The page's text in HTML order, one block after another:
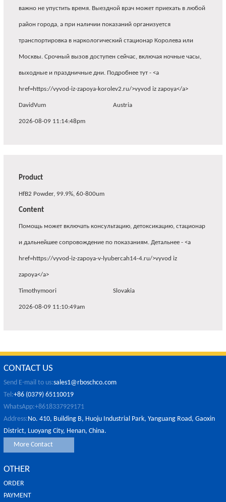
важно не упустить время. Выездной врач может приехать в любой
район города, а при наличии показаний организуется
транспортировка в наркологический стационар Королева или
Москвы. Срочный вызов доступен сейчас, включая ночные часы,
выходные и праздничные дни. Подробнее тут - <a
href=https://vyvod-iz-zapoya-korolev2.ru/>vyvod iz zapoya</a>
DavidVum Austria
2026-08-09 11:14:48pm
Product
HfB2 Powder, 99.9%, 60-800um
Content
Помощь может включать консультацию, детоксикацию, стационар
и дальнейшее сопровождение по показаниям. Детальнее - <a
href=https://vyvod-iz-zapoya-v-lyubercah14-4.ru/>vyvod iz
zapoya</a>
Timothymoori Slovakia
2026-08-09 11:10:49am
CONTACT US
Send E-mail to us:sales1@rboschco.com
Tel:+86 (0379) 65110019
WhatsApp:+8618337929171
Address:No. 410, Building B, Huoju Industrial Park, Yanguang Road, Gaoxin
District, Luoyang City, Henan, China.
More Contact
OTHER
ORDER
PAYMENT